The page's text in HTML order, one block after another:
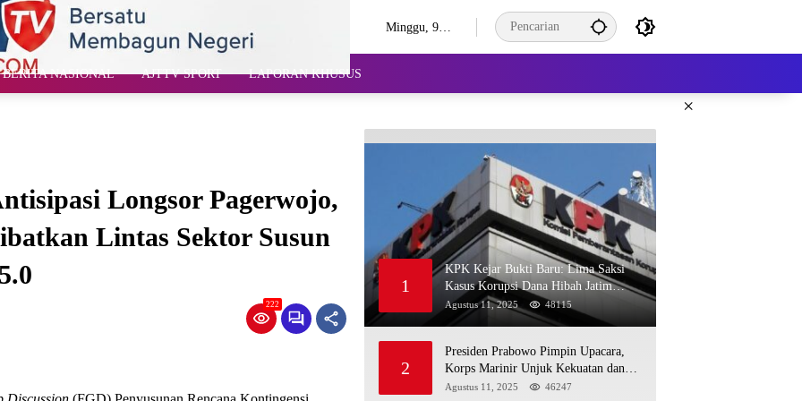
Minggu, 9
BERITA NASIONAL AJTTV SPORT LAPORAN KHUSUS
×
Longsor Pagerwojo,
Lintas Sektor Susun
222
1
KPK Kejar Bukti Baru: Lima Saksi
Kasus Korupsi Dana Hibah Jatim
Diperiksa di Trenggalek
Agustus 11, 2025 48115
2
Presiden Prabowo Pimpin Upacara,
Korps Marinir Unjuk Kekuatan dan
Resmikan Struktur Baru
Agustus 11, 2025 46247